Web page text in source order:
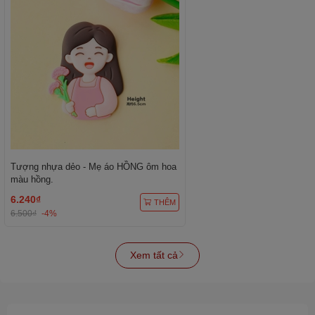
Tượng nhựa dẻo - Mẹ áo HỒNG ôm hoa
màu hồng.
6.240₫
6.500₫ -4%
THÊM
Xem tất cả